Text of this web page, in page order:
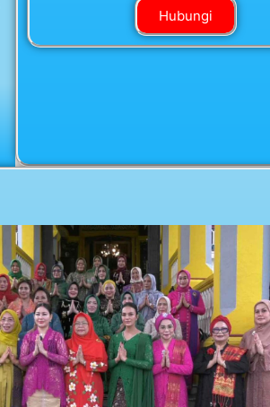
Hubungi